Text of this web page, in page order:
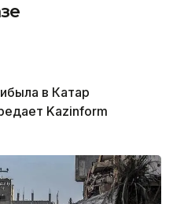
в Катар
Kazinform